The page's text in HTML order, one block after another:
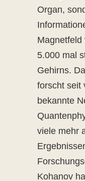
Organ,
Magnetfeld
5.000 mal
Gehirns.
forscht seit
bekannte
viele mehr
Kohanov